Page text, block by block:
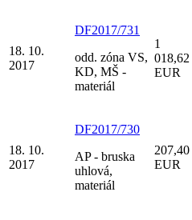
18. 10.
2017
DF2017/731
odd. zóna VS,
KD, MŠ -
materiál
1
018,62
EUR
18. 10.
2017
DF2017/730
AP - bruska
uhlová,
materiál
207,40
EUR